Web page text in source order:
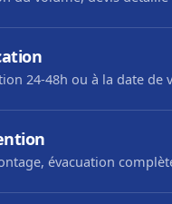
24-48h ou à la date de
évacuation